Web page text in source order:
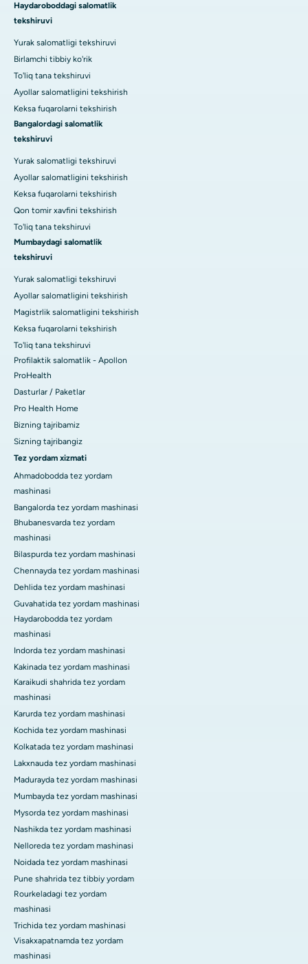
Haydaroboddagi salomatlik
tekshiruvi
Yurak salomatligi tekshiruvi
Birlamchi tibbiy ko'rik
To'liq tana tekshiruvi
Ayollar salomatligini tekshirish
Keksa fuqarolarni tekshirish
Bangalordagi salomatlik
tekshiruvi
Yurak salomatligi tekshiruvi
Ayollar salomatligini tekshirish
Keksa fuqarolarni tekshirish
Qon tomir xavfini tekshirish
To'liq tana tekshiruvi
Mumbaydagi salomatlik
tekshiruvi
Yurak salomatligi tekshiruvi
Ayollar salomatligini tekshirish
Magistrlik salomatligini tekshirish
Keksa fuqarolarni tekshirish
To'liq tana tekshiruvi
Profilaktik salomatlik - Apollon
ProHealth
Dasturlar / Paketlar
Pro Health Home
Bizning tajribamiz
Sizning tajribangiz
Tez yordam xizmati
Ahmadobodda tez yordam
mashinasi
Bangalorda tez yordam mashinasi
Bhubanesvarda tez yordam
mashinasi
Bilaspurda tez yordam mashinasi
Chennayda tez yordam mashinasi
Dehlida tez yordam mashinasi
Guvahatida tez yordam mashinasi
Haydarobodda tez yordam
mashinasi
Indorda tez yordam mashinasi
Kakinada tez yordam mashinasi
Karaikudi shahrida tez yordam
mashinasi
Karurda tez yordam mashinasi
Kochida tez yordam mashinasi
Kolkatada tez yordam mashinasi
Lakxnauda tez yordam mashinasi
Madurayda tez yordam mashinasi
Mumbayda tez yordam mashinasi
Mysorda tez yordam mashinasi
Nashikda tez yordam mashinasi
Nelloreda tez yordam mashinasi
Noidada tez yordam mashinasi
Pune shahrida tez tibbiy yordam
Rourkeladagi tez yordam
mashinasi
Trichida tez yordam mashinasi
Visakxapatnamda tez yordam
mashinasi